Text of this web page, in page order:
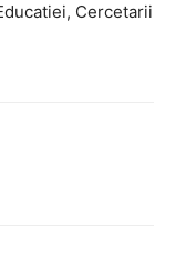
Cercetarii